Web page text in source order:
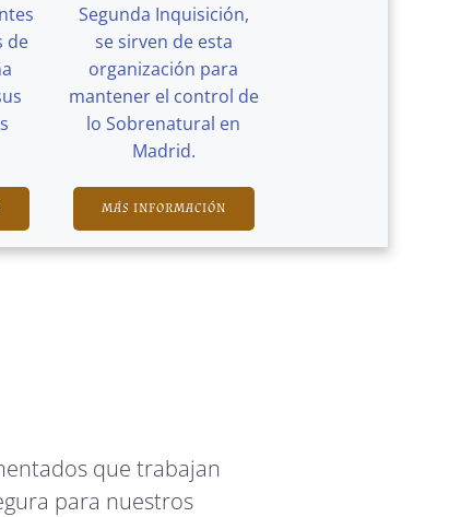
de
Segunda Inquisición,
se sirven de esta
organización para
mantener el control de
lo Sobrenatural en
Madrid.
MÁS INFORMACIÓN
que trabajan
para nuestros